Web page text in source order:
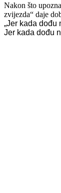
Nakon što
zvijezda“ daje
„Jer kada dođu
Jer kada dođu